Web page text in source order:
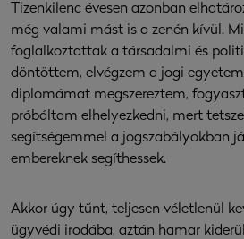
Tizenkilenc évesen azonban
még valami mást is a zenén kívül.
foglalkoztattak a társadalmi és
döntöttem, elvégzem a jogi
diplomámat megszereztem,
próbáltam elhelyezkedni, mert
segítségemmel a jogszabályokban
embereknek segíthessek.
Akkor úgy tűnt, teljesen véletlenül
ügyvédi irodába, aztán hamar